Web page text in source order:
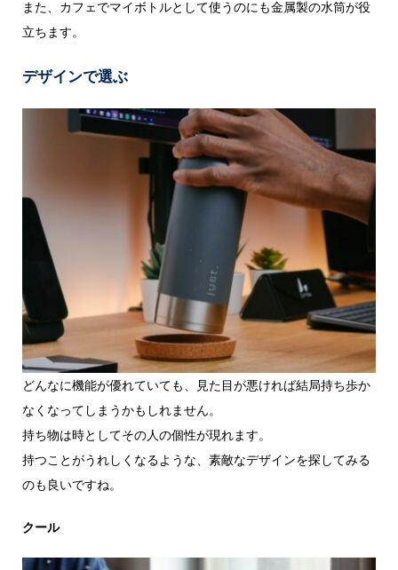
また、カフェでマイボトルとして使うのにも金属製の水筒が役
立ちます。
デザインで選ぶ
どんなに機能が優れていても、見た目が悪ければ結局持ち歩か
なくなってしまうかもしれません。
持ち物は時としてその人の個性が現れます。
持つことがうれしくなるような、素敵なデザインを探してみる
のも良いですね。
クール